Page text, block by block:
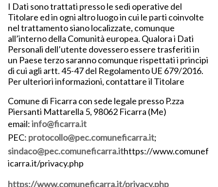
I Dati sono trattati presso le sedi operative del
Titolare ed in ogni altro luogo in cui le parti coinvolte
nel trattamento siano localizzate, comunque
all’interno della Comunità europea. Qualora i Dati
Personali dell’utente dovessero essere trasferiti in
un Paese terzo saranno comunque rispettati i principi
di cui agli artt. 45-47 del Regolamento UE 679/2016.
Per ulteriori informazioni, contattare il Titolare
Comune di Ficarra con sede legale presso P.zza
Piersanti Mattarella 5, 98062 Ficarra (Me)
email:info@ficarra.it
PEC: protocollo@pec.comuneficarra.it;
sindaco@pec.comuneficarra.ithttps://www.comunef
icarra.it/privacy.php
https://www.comuneficarra.it/privacy.php